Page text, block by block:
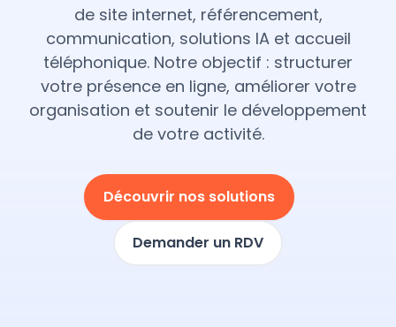
de site internet, référencement,
communication, solutions IA et accueil
téléphonique. Notre objectif : structurer
votre présence en ligne, améliorer votre
organisation et soutenir le développement
de votre activité.
Découvrir nos solutions
Demander un RDV